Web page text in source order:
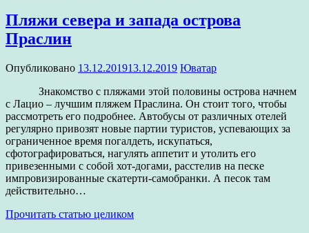
Пляжи севера и запада острова
Праслин
Опубликовано 13.12.201913.12.2019 Юватар
Знакомство с пляжами этой половины острова начнем
с Лацио – лучшим пляжем Праслина. Он стоит того, чтобы
рассмотреть его подробнее. Автобусы от различных отелей
регулярно привозят новые партии туристов, успевающих за
ограниченное время погалдеть, искупаться,
сфотографироваться, нагулять аппетит и утолить его
привезенными с собой хот-догами, расстелив на песке
импровизированные скатерти-самобранки. А песок там
действительно…
Прочитать статью целиком